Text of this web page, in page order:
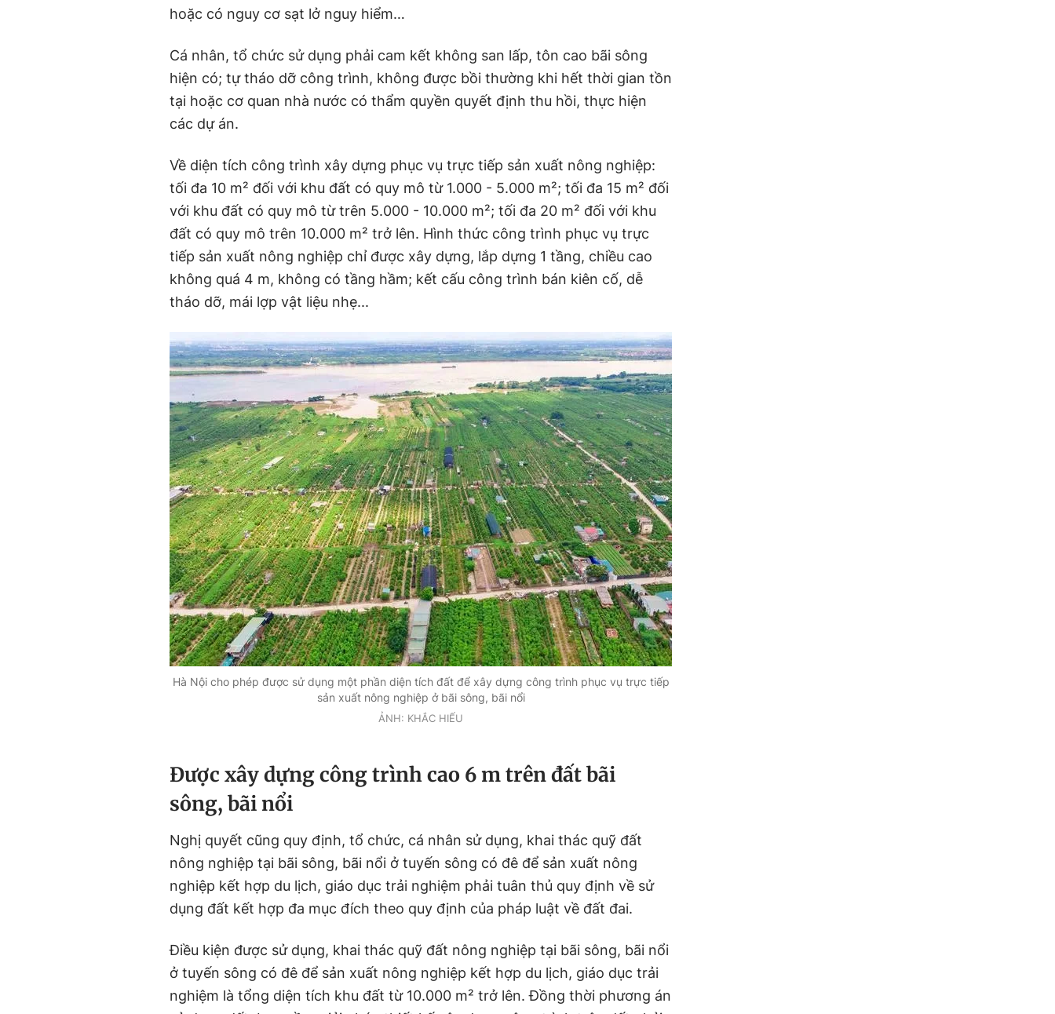
hoặc có nguy cơ sạt lở nguy hiểm…
Cá nhân, tổ chức sử dụng phải cam kết không san lấp, tôn cao bãi sông
hiện có; tự tháo dỡ công trình, không được bồi thường khi hết thời gian tồn
tại hoặc cơ quan nhà nước có thẩm quyền quyết định thu hồi, thực hiện
các dự án.
Về diện tích công trình xây dựng phục vụ trực tiếp sản xuất nông nghiệp:
tối đa 10 m² đối với khu đất có quy mô từ 1.000 - 5.000 m²; tối đa 15 m² đối
với khu đất có quy mô từ trên 5.000 - 10.000 m²; tối đa 20 m² đối với khu
đất có quy mô trên 10.000 m² trở lên. Hình thức công trình phục vụ trực
tiếp sản xuất nông nghiệp chỉ được xây dựng, lắp dựng 1 tầng, chiều cao
không quá 4 m, không có tầng hầm; kết cấu công trình bán kiên cố, dễ
tháo dỡ, mái lợp vật liệu nhẹ...
Hà Nội cho phép được sử dụng một phần diện tích đất để xây dựng công trình phục vụ trực tiếp
sản xuất nông nghiệp ở bãi sông, bãi nổi
ẢNH: KHẮC HIẾU
Được xây dựng công trình cao 6 m trên đất bãi
sông, bãi nổi
Nghị quyết cũng quy định, tổ chức, cá nhân sử dụng, khai thác quỹ đất
nông nghiệp tại bãi sông, bãi nổi ở tuyến sông có đê để sản xuất nông
nghiệp kết hợp du lịch, giáo dục trải nghiệm phải tuân thủ quy định về sử
dụng đất kết hợp đa mục đích theo quy định của pháp luật về đất đai.
Điều kiện được sử dụng, khai thác quỹ đất nông nghiệp tại bãi sông, bãi nổi
ở tuyến sông có đê để sản xuất nông nghiệp kết hợp du lịch, giáo dục trải
nghiệm là tổng diện tích khu đất từ 10.000 m² trở lên. Đồng thời phương án